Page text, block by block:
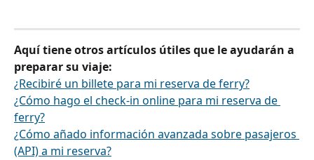
Aquí tiene otros artículos útiles que le ayudarán a
preparar su viaje:
¿Recibiré un billete para mi reserva de ferry?
¿Cómo hago el check-in online para mi reserva de
ferry?
¿Cómo añado información avanzada sobre pasajeros
(API) a mi reserva?